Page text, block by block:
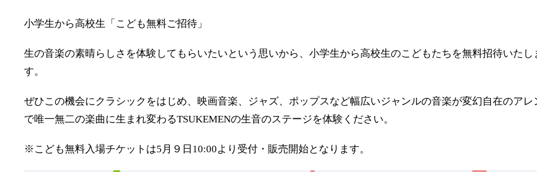
小学生から高校生「こども無料ご招待」
生の音楽の素晴らしさを体験してもらいたいという思いから、小学生から高校生のこどもたちを無料招待いたし
す。
ぜひこの機会にクラシックをはじめ、映画音楽、ジャズ、ポップスなど幅広いジャンルの音楽が変幻自在のアレ
で唯一無二の楽曲に生まれ変わるTSUKEMENの生音のステージを体験ください。
※こども無料入場チケットは5月９日10:00より受付・販売開始となります。